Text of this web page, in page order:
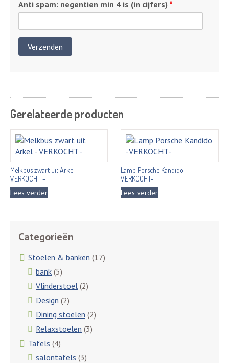
Anti spam: negentien min 4 is (in cijfers) *
Gerelateerde producten
Melkbus zwart uit Arkel –
VERKOCHT –
Lees verder
Lamp Porsche Kandido -
VERKOCHT-
Lees verder
Categorieën
Stoelen & banken (17)
bank (5)
Vlinderstoel (2)
Design (2)
Dining stoelen (2)
Relaxstoelen (3)
Tafels (4)
salontafels (3)